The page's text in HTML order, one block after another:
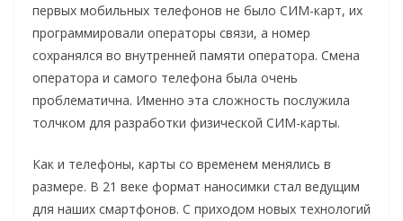
первых мобильных телефонов не было СИМ-карт, их
программировали операторы связи, а номер
сохранялся во внутренней памяти оператора. Смена
оператора и самого телефона была очень
проблематична. Именно эта сложность послужила
толчком для разработки физической СИМ-карты.
Как и телефоны, карты со временем менялись в
размере. В 21 веке формат наносимки стал ведущим
для наших смартфонов. С приходом новых технологий